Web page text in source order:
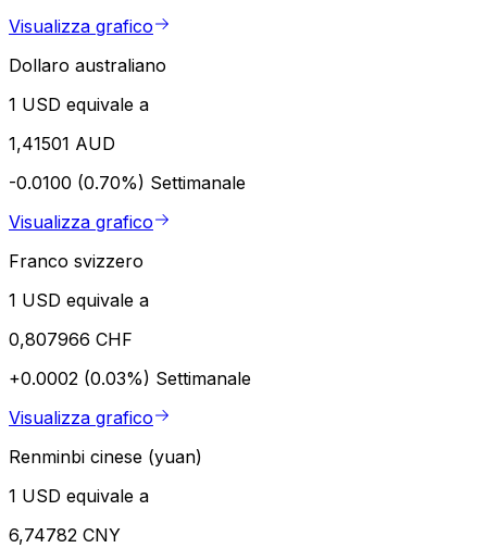
Visualizza grafico
Dollaro australiano
1 USD equivale a
1,41501 AUD
-0.0100 (0.70%) Settimanale
Visualizza grafico
Franco svizzero
1 USD equivale a
0,807966 CHF
+0.0002 (0.03%) Settimanale
Visualizza grafico
Renminbi cinese (yuan)
1 USD equivale a
6,74782 CNY